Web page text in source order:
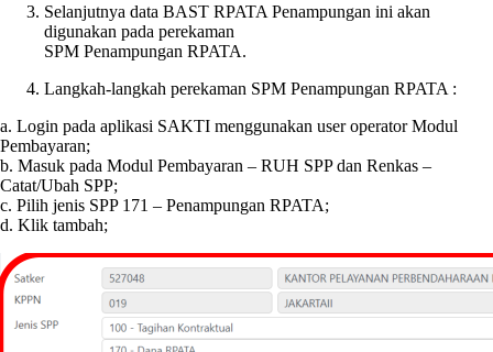
Selanjutnya data BAST RPATA Penampungan ini akan
digunakan pada perekaman
SPM Penampungan RPATA.
Langkah-langkah perekaman SPM Penampungan RPATA :
a. Login pada aplikasi SAKTI menggunakan user operator Modul
Pembayaran;
b. Masuk pada Modul Pembayaran – RUH SPP dan Renkas –
Catat/Ubah SPP;
c. Pilih jenis SPP 171 – Penampungan RPATA;
d. Klik tambah;